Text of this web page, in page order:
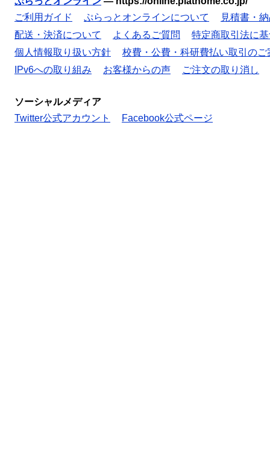
ご利用ガイド
ぷらっとオンラインについて
見積書・
配送・決済について
よくあるご質問
特定商取引法に
個人情報取り扱い方針
校費・公費・科研費払い取引のご
IPv6への取り組み
お客様からの声 ご注文の取り消し
ソーシャルメディア
Twitter公式アカウント
Facebook公式ページ